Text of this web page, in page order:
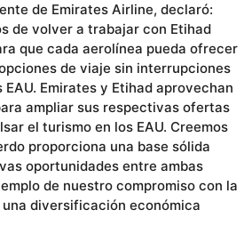
de Emirates Airline, declaró:
de volver a trabajar con Etihad
que cada aerolínea pueda ofrecer
de viaje sin interrupciones
Emirates y Etihad aprovechan
ampliar sus respectivas ofertas
el turismo en los EAU. Creemos
proporciona una base sólida
oportunidades entre ambas
de nuestro compromiso con la
una diversificación económica